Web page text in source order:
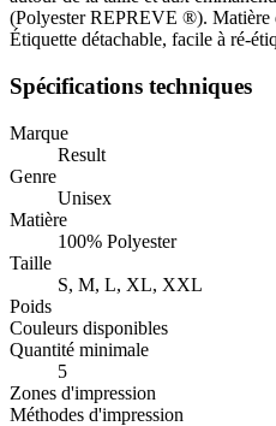
(Polyester REPREVE ®). Matière
Étiquette détachable, facile à ré-
Spécifications techniques
Marque
Result
Genre
Unisex
Matière
100% Polyester
Taille
S, M, L, XL, XXL
Poids
Couleurs disponibles
Quantité minimale
5
Zones d'impression
Méthodes d'impression